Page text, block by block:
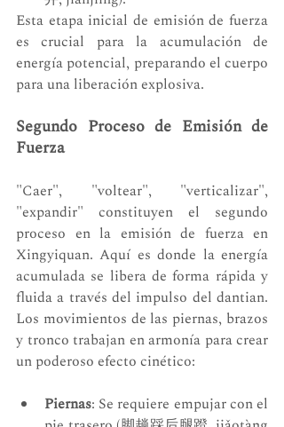
Esta etapa inicial de emisión de fuerza
es crucial para la acumulación de
energía potencial, preparando el cuerpo
para una liberación explosiva.
Segundo Proceso de Emisión de
Fuerza
"Caer", "voltear", "verticalizar",
"expandir" constituyen el segundo
proceso en la emisión de fuerza en
Xingyiquan. Aquí es donde la energía
acumulada se libera de forma rápida y
fluida a través del impulso del dantian.
Los movimientos de las piernas, brazos
y tronco trabajan en armonía para crear
un poderoso efecto cinético:
Piernas: Se requiere empujar con el